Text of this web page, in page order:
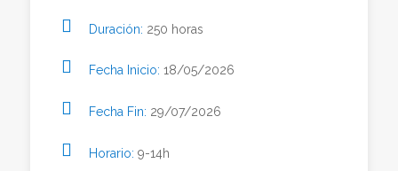
Duración: 250 horas
Fecha Inicio: 18/05/2026
Fecha Fin: 29/07/2026
Horario: 9-14h